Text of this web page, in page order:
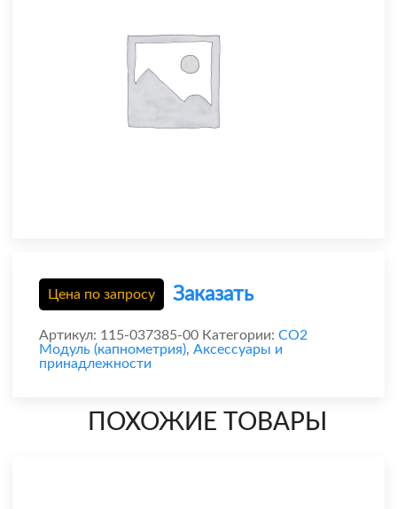
Цена по запросу Заказать
Артикул: 115-037385-00 Категории: CO2
Модуль (капнометрия), Аксессуары и
принадлежности
ПОХОЖИЕ ТОВАРЫ